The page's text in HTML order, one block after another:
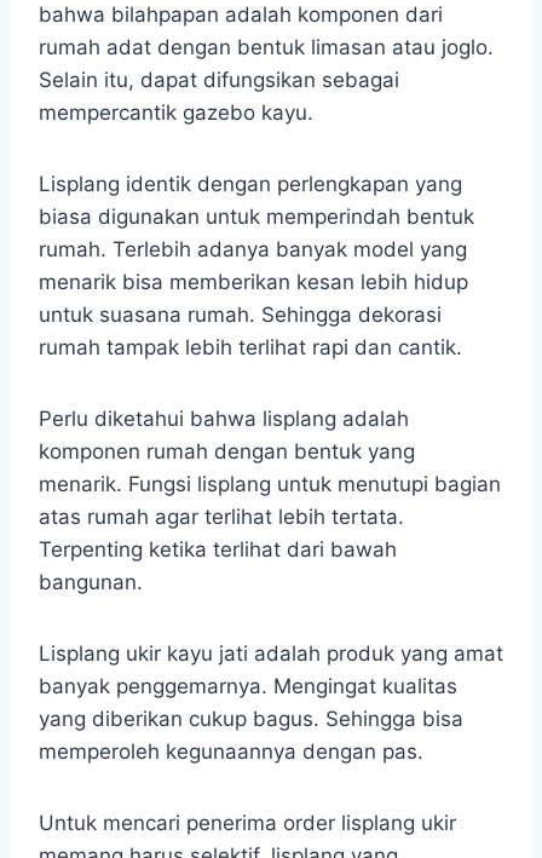
bahwa bilahpapan adalah komponen dari
rumah adat dengan bentuk limasan atau joglo.
Selain itu, dapat difungsikan sebagai
mempercantik gazebo kayu.
Lisplang identik dengan perlengkapan yang
biasa digunakan untuk memperindah bentuk
rumah. Terlebih adanya banyak model yang
menarik bisa memberikan kesan lebih hidup
untuk suasana rumah. Sehingga dekorasi
rumah tampak lebih terlihat rapi dan cantik.
Perlu diketahui bahwa lisplang adalah
komponen rumah dengan bentuk yang
menarik. Fungsi lisplang untuk menutupi bagian
atas rumah agar terlihat lebih tertata.
Terpenting ketika terlihat dari bawah
bangunan.
Lisplang ukir kayu jati adalah produk yang amat
banyak penggemarnya. Mengingat kualitas
yang diberikan cukup bagus. Sehingga bisa
memperoleh kegunaannya dengan pas.
Untuk mencari penerima order lisplang ukir